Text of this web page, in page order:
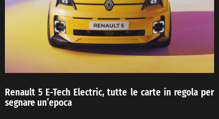
Renault 5 E-Tech Electric, tutte le carte in regola per
segnare un’epoca